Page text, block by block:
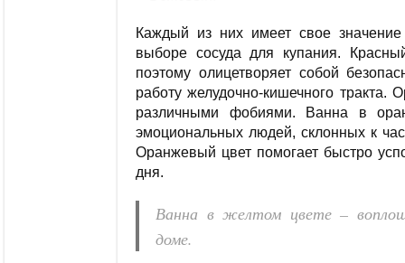
Каждый из них имеет свое
выборе сосуда для купания.
поэтому олицетворяет собой
работу желудочно-кишечного
различными фобиями. Ванна в
эмоциональных людей, склонных к
Оранжевый цвет помогает быстро
дня.
Ванна в желтом цвете –
доме.